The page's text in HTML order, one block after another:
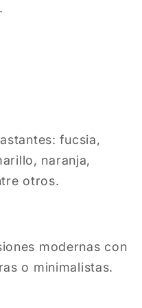
fucsia,
naranja,
otros.
modernas con
o minimalistas.